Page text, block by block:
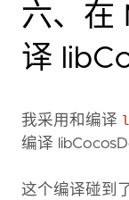
六、在
译
我采用和编译
编译
这个编译碰到